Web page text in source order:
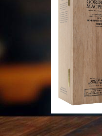
本立林 Benrinnes